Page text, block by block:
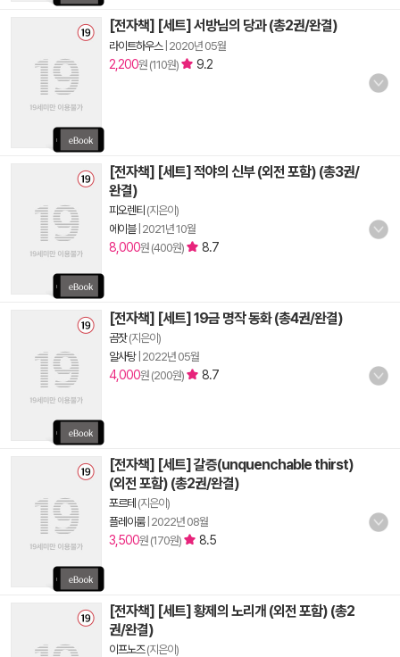
[전자책] [세트] 서방님의 당과 (총2권/완결)
라이트하우스| 2020년 05월
2,200원 (110원) 9.2
[전자책] [세트] 적야의 신부 (외전 포함) (총3권/
완결)
피오렌티 (지은이)
에이블| 2021년 10월
8,000원 (400원) 8.7
[전자책] [세트] 19금 명작 동화 (총4권/완결)
곰잣(지은이)
알사탕| 2022년 05월
4,000원 (200원) 8.7
[전자책] [세트] 갈증(unquenchable thirst)
(외전 포함) (총2권/완결)
포르테 (지은이)
플레이룸| 2022년 08월
3,500원 (170원) 8.5
[전자책] [세트] 황제의 노리개 (외전 포함) (총2
권/완결)
이프노즈(지은이)